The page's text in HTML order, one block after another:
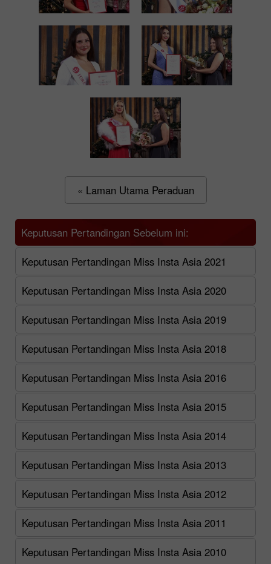
« Laman Utama Peraduan
Keputusan Pertandingan Sebelum ini:
Keputusan Pertandingan Miss Insta Asia 2021
Keputusan Pertandingan Miss Insta Asia 2020
Keputusan Pertandingan Miss Insta Asia 2019
Keputusan Pertandingan Miss Insta Asia 2018
Keputusan Pertandingan Miss Insta Asia 2016
Keputusan Pertandingan Miss Insta Asia 2015
Keputusan Pertandingan Miss Insta Asia 2014
Keputusan Pertandingan Miss Insta Asia 2013
Keputusan Pertandingan Miss Insta Asia 2012
Keputusan Pertandingan Miss Insta Asia 2011
Keputusan Pertandingan Miss Insta Asia 2010